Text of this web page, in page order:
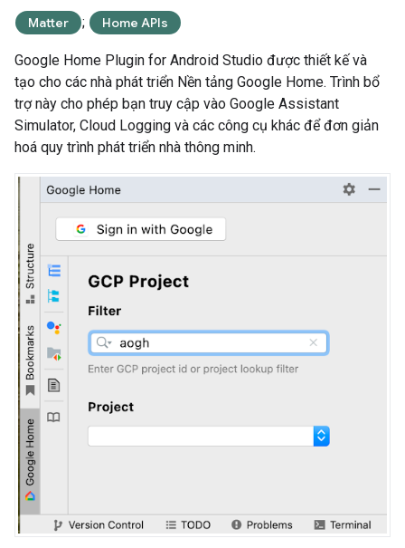
Matter ; Home APIs
Google Home Plugin for Android Studio được thiết kế và
tạo cho các nhà phát triển Nền tảng Google Home. Trình bổ
trợ này cho phép bạn truy cập vào Google Assistant
Simulator, Cloud Logging và các công cụ khác để đơn giản
hoá quy trình phát triển nhà thông minh.